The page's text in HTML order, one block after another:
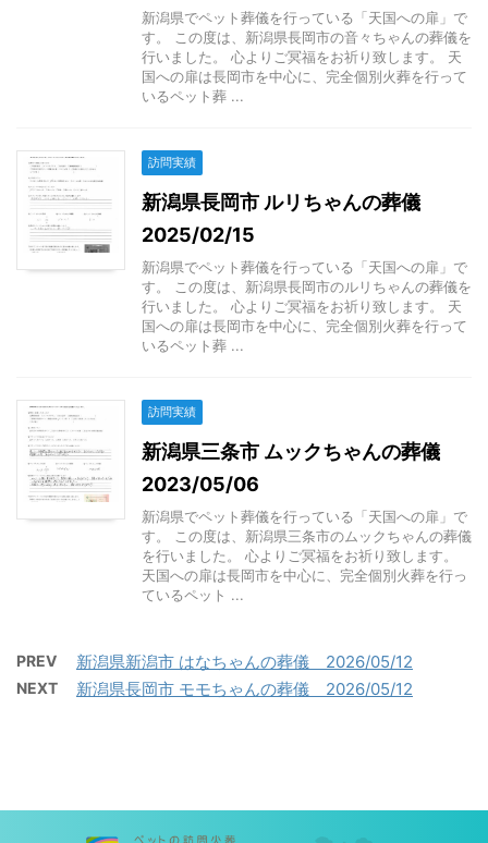
新潟県でペット葬儀を行っている「天国への扉」で
す。 この度は、新潟県長岡市の音々ちゃんの葬儀を
行いました。 心よりご冥福をお祈り致します。 天
国への扉は長岡市を中心に、完全個別火葬を行って
いるペット葬 ...
訪問実績
新潟県長岡市 ルリちゃんの葬儀
2025/02/15
新潟県でペット葬儀を行っている「天国への扉」で
す。 この度は、新潟県長岡市のルリちゃんの葬儀を
行いました。 心よりご冥福をお祈り致します。 天
国への扉は長岡市を中心に、完全個別火葬を行って
いるペット葬 ...
訪問実績
新潟県三条市 ムックちゃんの葬儀
2023/05/06
新潟県でペット葬儀を行っている「天国への扉」で
す。 この度は、新潟県三条市のムックちゃんの葬儀
を行いました。 心よりご冥福をお祈り致します。
天国への扉は長岡市を中心に、完全個別火葬を行っ
ているペット ...
PREV 新潟県新潟市 はなちゃんの葬儀 2026/05/12
NEXT 新潟県長岡市 モモちゃんの葬儀 2026/05/12